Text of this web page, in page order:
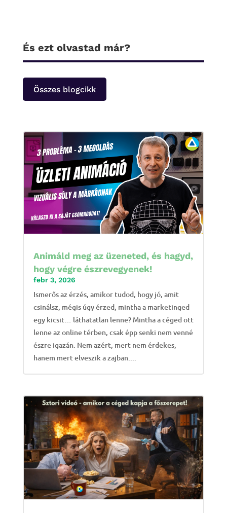
És ezt olvastad már?
Összes blogcikk
Animáld meg az üzeneted, és hagyd,
hogy végre észrevegyenek!
febr 3, 2026
Ismerős az érzés, amikor tudod, hogy jó, amit
csinálsz, mégis úgy érzed, mintha a marketinged
egy kicsit… láthatatlan lenne? Mintha a céged ott
lenne az online térben, csak épp senki nem venné
észre igazán. Nem azért, mert nem érdekes,
hanem mert elveszik a zajban....